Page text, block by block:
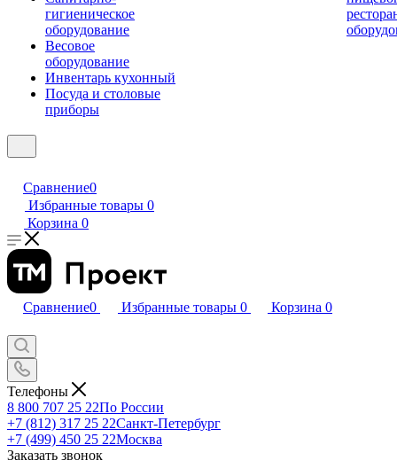
гигиеническое
оборудование
Весовое
оборудование
Инвентарь кухонный
Посуда и столовые
приборы
Сравнение0
Избранные товары 0
Корзина 0
Сравнение0 Избранные товары 0 Корзина 0
Телефоны
8 800 707 25 22По России
+7 (812) 317 25 22Санкт-Петербург
+7 (499) 450 25 22Москва
Заказать звонок